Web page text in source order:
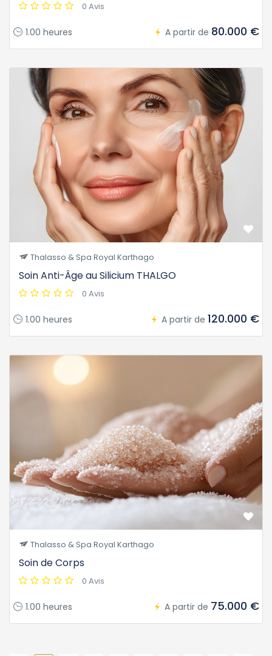
0 Avis
1.00 heures A partir de 80.000 €
Thalasso & Spa Royal Karthago
Soin Anti-Âge au Silicium THALGO
0 Avis
1.00 heures A partir de 120.000 €
Thalasso & Spa Royal Karthago
Soin de Corps
0 Avis
1.00 heures A partir de 75.000 €